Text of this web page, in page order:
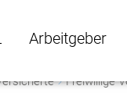
öffnen
Arbeitgeber
Arbeitgeber
Freiwillige